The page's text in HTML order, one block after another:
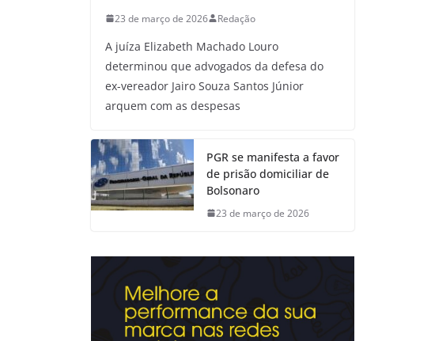
23 de março de 2026 Redação
A juíza Elizabeth Machado Louro
determinou que advogados da defesa do
ex-vereador Jairo Souza Santos Júnior
arquem com as despesas
PGR se manifesta a favor
de prisão domiciliar de
Bolsonaro
23 de março de 2026